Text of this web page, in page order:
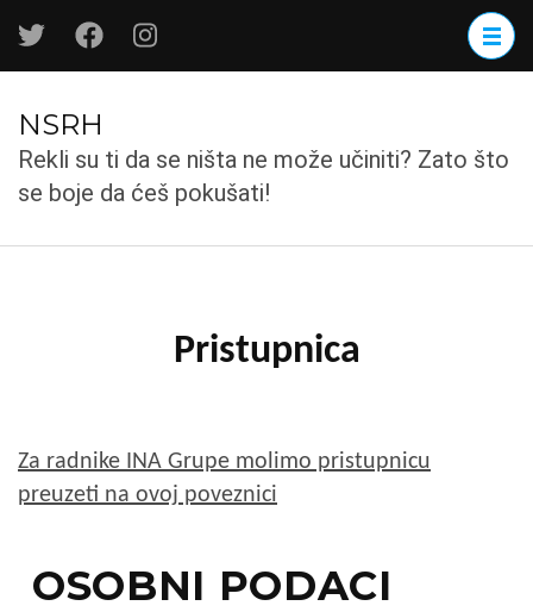
to
(Press
Enter)
NSRH
Rekli su ti da se ništa ne može učiniti? Zato što
se boje da ćeš pokušati!
Pristupnica
Za radnike INA Grupe molimo pristupnicu
preuzeti na ovoj poveznici
OSOBNI PODACI